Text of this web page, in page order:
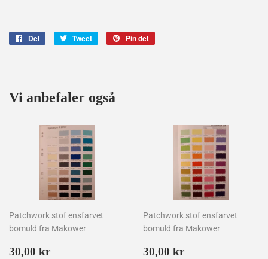
Del Tweet
Tweet
Pin det
Vi anbefaler også
Patchwork stof ensfarvet
bomuld fra Makower
Normalpris
30,00 kr
Patchwork stof ensfarvet
bomuld fra Makower
Normalpris
30,00 kr